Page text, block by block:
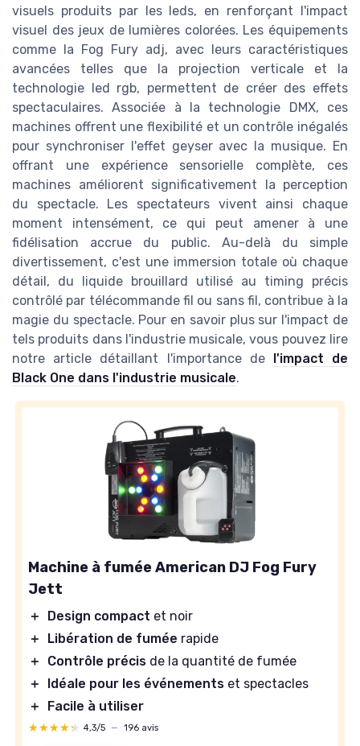
visuels produits par les leds, en renforçant l'impact
visuel des jeux de lumières colorées. Les équipements
comme la Fog Fury adj, avec leurs caractéristiques
avancées telles que la projection verticale et la
technologie led rgb, permettent de créer des effets
spectaculaires. Associée à la technologie DMX, ces
machines offrent une flexibilité et un contrôle inégalés
pour synchroniser l'effet geyser avec la musique. En
offrant une expérience sensorielle complète, ces
machines améliorent significativement la perception
du spectacle. Les spectateurs vivent ainsi chaque
moment intensément, ce qui peut amener à une
fidélisation accrue du public. Au-delà du simple
divertissement, c'est une immersion totale où chaque
détail, du liquide brouillard utilisé au timing précis
contrôlé par télécommande fil ou sans fil, contribue à la
magie du spectacle. Pour en savoir plus sur l'impact de
tels produits dans l'industrie musicale, vous pouvez lire
notre article détaillant l'importance de l'impact de
Black One dans l'industrie musicale.
Machine à fumée American DJ Fog Fury
Jett
＋ Design compact et noir
＋
Libération de fumée rapide
＋
Contrôle précis de la quantité de fumée
＋
Idéale pour les événements et spectacles
＋
Facile à utiliser
★★★★★
★★★★★ 4,3/5 — 196 avis